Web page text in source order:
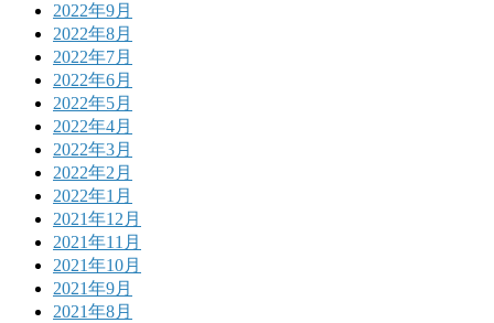
2022年9月
2022年8月
2022年7月
2022年6月
2022年5月
2022年4月
2022年3月
2022年2月
2022年1月
2021年12月
2021年11月
2021年10月
2021年9月
2021年8月